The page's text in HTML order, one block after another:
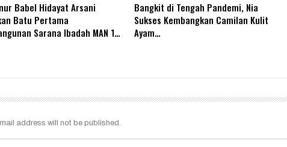
Babel Hidayat Arsani
Batu Pertama
Sarana Ibadah MAN 1…
Bangkit di Tengah Pandemi, Nia
Sukses Kembangkan Camilan Kulit
Ayam…
address will not be published.